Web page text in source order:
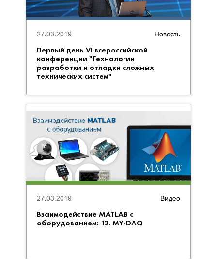
Новость
Первый день VI всероссийской
конференции "Технологии
разработки и отладки сложных
технических систем"
27.03.2019
Видео
Взаимодействие MATLAB с
оборудованием: 12. MY-DAQ
27.03.2019